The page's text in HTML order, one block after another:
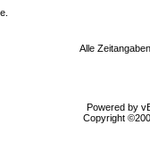
Alle
Powered by
Copyright